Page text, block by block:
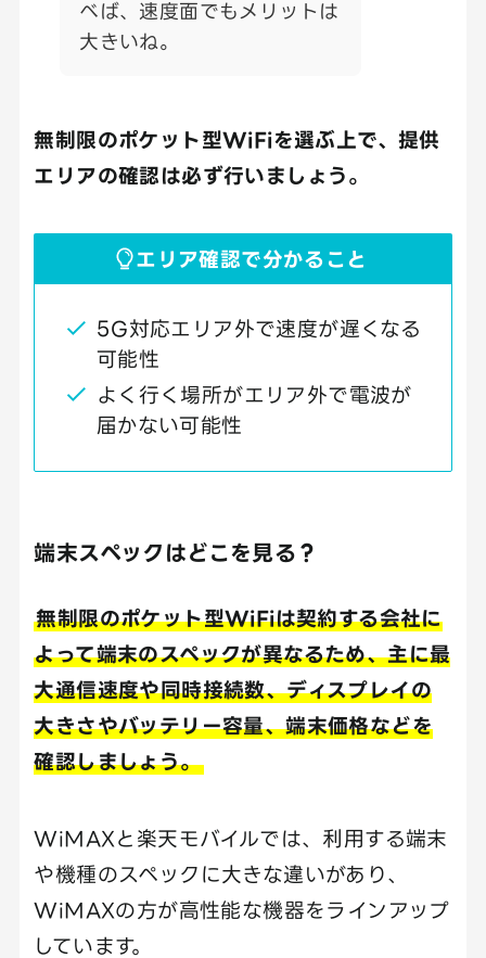
べば、速度面でもメリットは
大きいね。
無制限のポケット型WiFiを選ぶ上で、提供
エリアの確認は必ず行いましょう。
エリア確認で分かること
5G対応エリア外で速度が遅くなる
可能性
よく行く場所がエリア外で電波が
届かない可能性
端末スペックはどこを見る？
無制限のポケット型WiFiは契約する会社に
よって端末のスペックが異なるため、主に最
大通信速度や同時接続数、ディスプレイの
大きさやバッテリー容量、端末価格などを
確認しましょう。
WiMAXと楽天モバイルでは、利用する端末
や機種のスペックに大きな違いがあり、
WiMAXの方が高性能な機器をラインアップ
しています。